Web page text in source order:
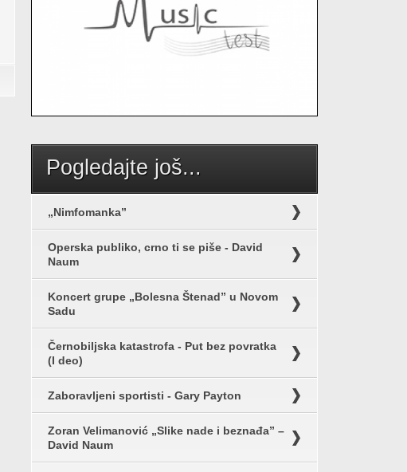
Pogledajte još...
„Nimfomanka”
Operska publiko, crno ti se piše - David
Naum
Koncert grupe „Bolesna Štenad” u Novom
Sadu
Černobiljska katastrofa - Put bez povratka
(I deo)
Zaboravljeni sportisti - Gary Payton
Zoran Velimanović „Slike nade i beznađa” –
David Naum